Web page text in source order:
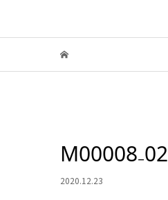
M00008₋02
2020.12.23